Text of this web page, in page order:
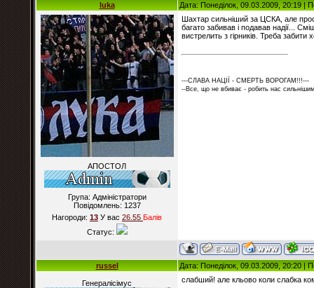
luka Дата: Понеділок, 09.03.2009, 20:19 |
АПОСТОЛ
Група: Адміністратори
Повідомлень: 1237
Нагороди: 13 У вас 26.55 Балiв
Статус:
Шахтар сильніший за ЦСКА, але
багато забивав і подавав надії...
вистрелить з гірників. Треба
---СЛАВА НАЦІЇ - СМЕРТЬ ВОРОГАМ!!!---
--Все, що не вбиває - робить нас
russel Дата: Понеділок, 09.03.2009, 20:20 |
Генералісімус слабший! але кльово коли слабка